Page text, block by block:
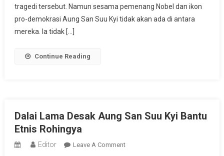
Dalam
Pertemuan
tragedi tersebut. Namun sesama pemenang Nobel dan ikon
pro-demokrasi Aung San Suu Kyi tidak akan ada di antara
mereka. Ia tidak […]
Continue Reading
Dalai Lama Desak Aung San Suu Kyi Bantu
Etnis Rohingya
Editor Leave A CommentOn